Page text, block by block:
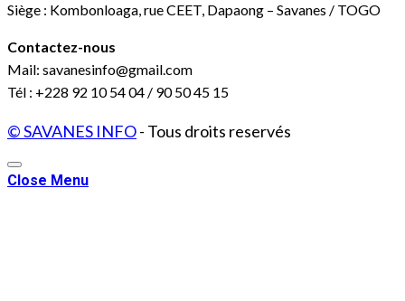
Siège : Kombonloaga, rue CEET, Dapaong – Savanes / TOGO
Contactez-nous
Mail: savanesinfo@gmail.com
Tél : +228 92 10 54 04 / 90 50 45 15
© SAVANES INFO- Tous droits reservés
Close Menu